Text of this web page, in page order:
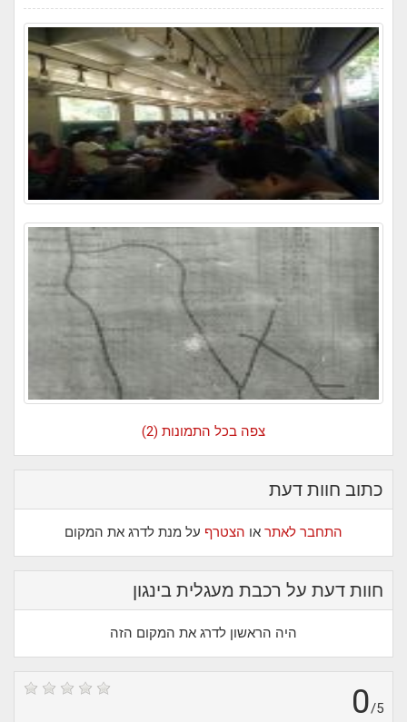
צפה בכל התמונות (2)
כתוב חוות דעת
התחבר לאתר או הצטרף על מנת לדרג את המקום
חוות דעת על רכבת מעגלית בינגון
היה הראשון לדרג את המקום הזה
0/5